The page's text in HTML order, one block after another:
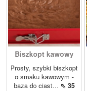
Biszkopt kawowy
Prosty, szybki biszkopt
o smaku kawowym -
baza do ciast... ⇖ 35